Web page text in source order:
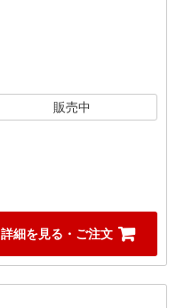
販売中
詳細を見る・ご注文